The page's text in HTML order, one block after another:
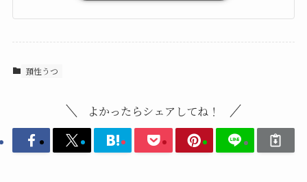
頚性うつ
よかったらシェアしてね！